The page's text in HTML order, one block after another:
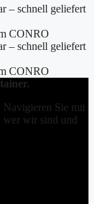
– schnell geliefert
CONRO
– schnell geliefert
CONRO
Sie mit
wer wir sind und